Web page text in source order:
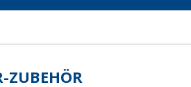
ZUBEHÖR